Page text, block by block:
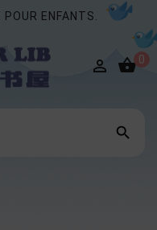
ENFANTS.
 0
